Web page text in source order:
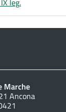
Marche
Ancona